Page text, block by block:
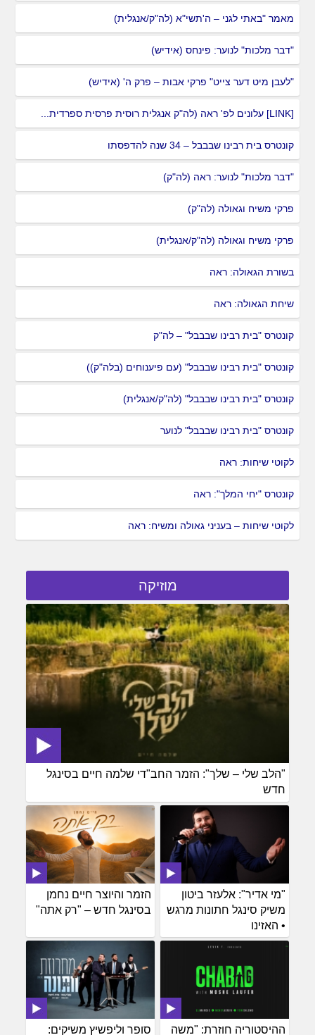
מאמר "באתי לגני – ה'תשי"א (לה"ק/אנגלית)
"דבר מלכות" לנוער: פינחס (אידיש)
"לעבן מיט דער צייט" פרקי אבות – פרק ה' (אידיש)
[LINK] עלונים לפ' ראה (לה"ק אנגלית רוסית פרסית ספרדית...
קונטרס בית רבינו שבבבל – 34 שנה להדפסתו
"דבר מלכות" לנוער: ראה (לה"ק)
פרקי משיח וגאולה (לה"ק)
פרקי משיח וגאולה (לה"ק/אנגלית)
בשורת הגאולה: ראה
שיחת הגאולה: ראה
קונטרס "בית רבינו שבבבל" – לה"ק
קונטרס "בית רבינו שבבבל" (עם פיענוחים (בלה"ק))
קונטרס "בית רבינו שבבבל" (לה"ק/אנגלית)
קונטרס "בית רבינו שבבבל" לנוער
לקוטי שיחות: ראה
קונטרס "יחי המלך": ראה
לקוטי שיחות – בעניני גאולה ומשיח: ראה
מוזיקה
"הלב שלי – שלך": הזמר החב"די שלמה חיים בסינגל
חדש
הזמר והיוצר חיים נחמן
בסינגל חדש – "רק אתה"
"מי אדיר": אלעזר ביטון
משיק סינגל חתונות מרגש
• האזינו
סופר וליפשיץ משיקים: ההיסטוריה חוזרת: "משה